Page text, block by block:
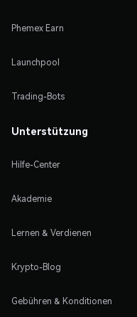
Phemex Earn
Launchpool
Trading-Bots
Unterstützung
Hilfe-Center
Akademie
Lernen & Verdienen
Krypto-Blog
Gebühren & Konditionen